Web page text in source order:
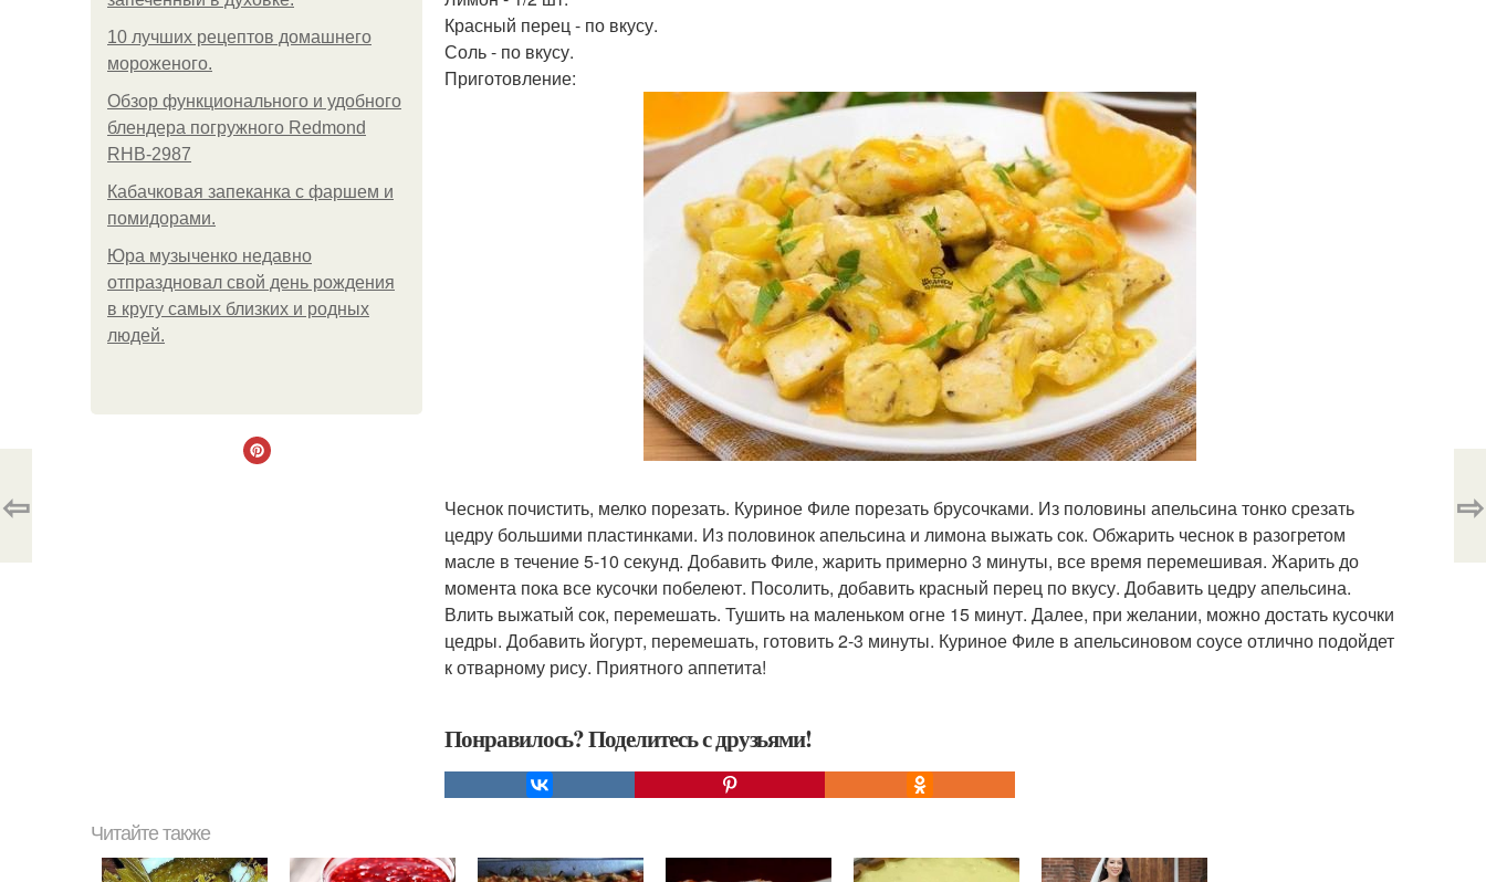
10 лучших рецептов домашнего
мороженого.
Обзор функционального и удобного
блендера погружного Redmond
RHB-2987
Кабачковая запеканка с фаршем и
помидорами.
Юра музыченко недавно
отпраздновал свой день рождения
в кругу самых близких и родных
людей.
Красный перец - по вкусу.
Соль - по вкусу.
Приготовление:
Чеснок почистить, мелко порезать. Куриное Филе порезать брусочками. Из половины апельсина тонко срезать
цедру большими пластинками. Из половинок апельсина и лимона выжать сок. Обжарить чеснок в разогретом
масле в течение 5-10 секунд. Добавить Филе, жарить примерно 3 минуты, все время перемешивая. Жарить до
момента пока все кусочки побелеют. Посолить, добавить красный перец по вкусу. Добавить цедру апельсина.
Влить выжатый сок, перемешать. Тушить на маленьком огне 15 минут. Далее, при желании, можно достать кусочки
цедры. Добавить йогурт, перемешать, готовить 2-3 минуты. Куриное Филе в апельсиновом соусе отлично подойдет
к отварному рису. Приятного аппетита!
Понравилось? Поделитесь с друзьями!
⇦ ⇨
Читайте также